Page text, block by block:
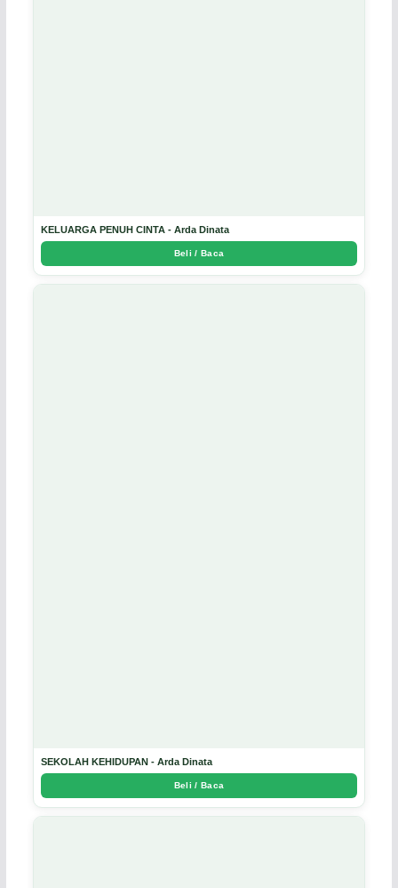
KELUARGA PENUH CINTA - Arda Dinata
Beli / Baca
SEKOLAH KEHIDUPAN - Arda Dinata
Beli / Baca